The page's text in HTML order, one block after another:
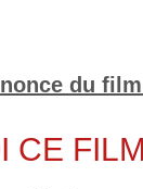
du film
CE